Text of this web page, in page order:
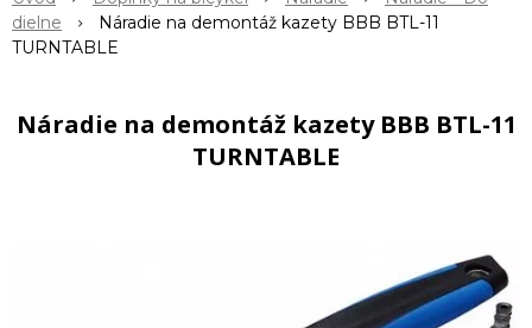
dielne
Náradie na demontáž kazety BBB BTL-11
TURNTABLE
Náradie na demontáž kazety BBB BTL-11
TURNTABLE